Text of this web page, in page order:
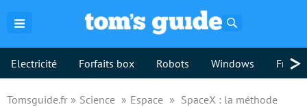
Electricité Forfaits box Robots Windows >
Tomsguide.fr Science Espace
SpaceX : la méthode